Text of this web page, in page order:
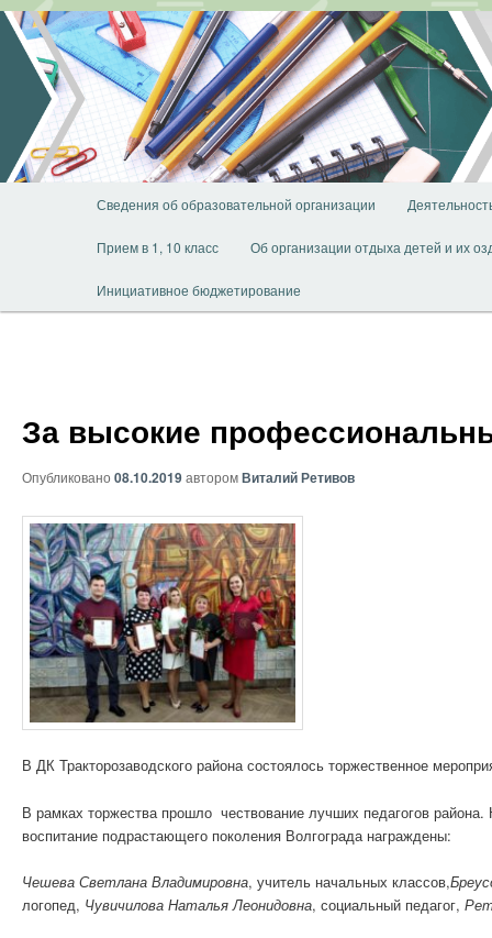
Перейти
основному
содержимому
Сведения об образовательной организации
Прием в 1, 10 класс Об организации отдыха детей и их
Инициативное бюджетирование
За высокие
Опубликовано 08.10.2019авторомВиталий Ретивов
В ДК Тракторозаводского района состоялось торжественное
В рамках торжества прошло чествование лучших педагогов
воспитание подрастающего поколения Волгограда награждены:
Чешева Светлана Владимировна, учитель начальных классов,
логопед, Чувичилова Наталья Леонидовна, социальный педагог,